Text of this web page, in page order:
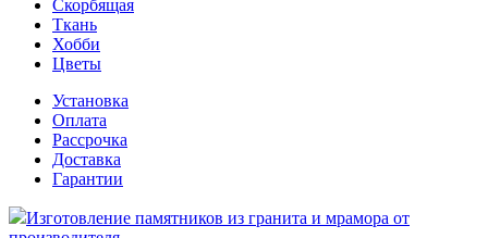
Скорбящая
Ткань
Хобби
Цветы
Установка
Оплата
Рассрочка
Доставка
Гарантии
Изготовление памятников из гранита и мрамора от